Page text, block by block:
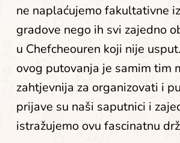
ne naplaćujemo fakultativne
gradove nego ih svi zajedno
u Chefcheouren koji nije
ovog putovanja je samim tim
zahtjevnija za organizovati i
prijave su naši saputnici i
istražujemo ovu fascinatnu